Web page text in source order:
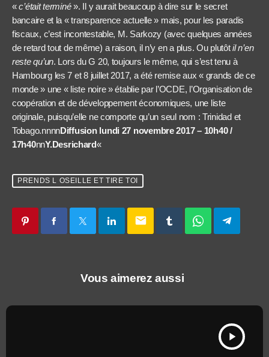
«c’était terminé». Il y aurait beaucoup à dire sur le secret
bancaire et la « transparence actuelle » mais, pour les paradis
fiscaux, c’est incontestable, M. Sarkozy (avec quelques années
de retard tout de même) a raison, il n’y en a plus. Ou plutôtil n’en
reste qu’un. Lors du G 20, toujours le même, qui s’est tenu à
Hambourg les 7 et 8 juillet 2017, a été remise aux « grands de ce
monde » une « liste noire » établie par l’OCDE, l’Organisation de
coopération et de développement économiques, une liste
originale, puisqu’elle ne comporte qu’un seul nom : Trinidad et
Tobago.nnnnDiffusion lundi 27 novembre 2017 – 10h40 /
17h40nnY.Desrichard«
PRENDS L OSEILLE ET TIRE TOI
email
Vous aimerez aussi
play_arrow